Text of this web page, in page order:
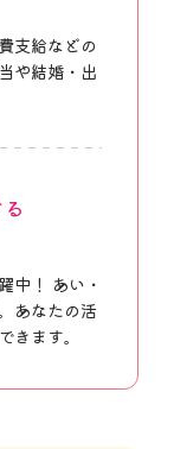
支給などの
や結婚・出
中！ あい・
あなたの活
ます。